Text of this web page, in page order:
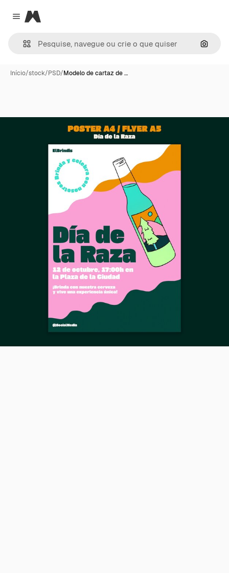
Close menu
Magnific
Início/stock/PSD/Modelo de cartaz de …